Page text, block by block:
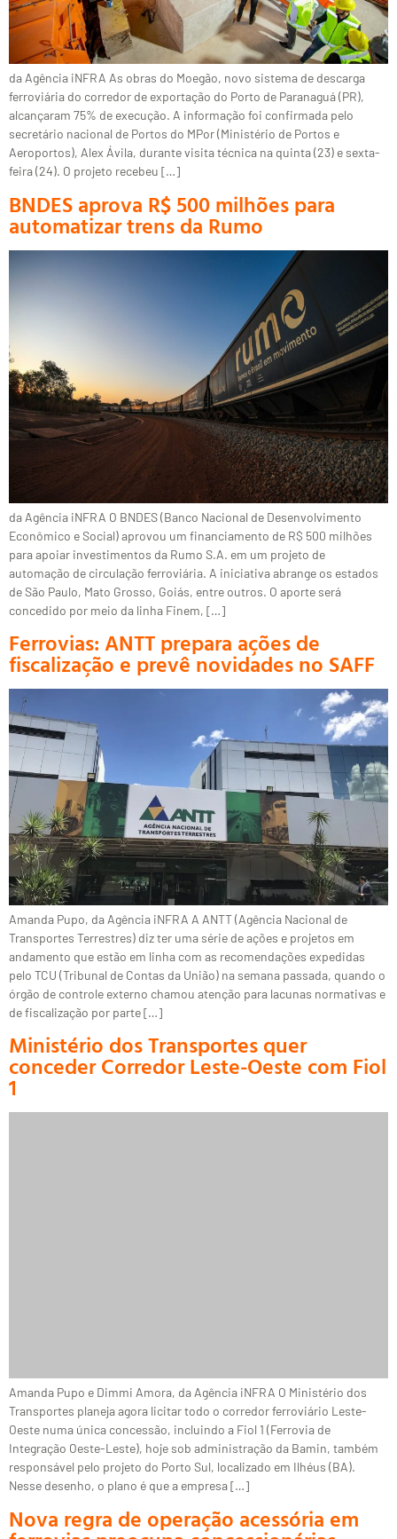
da Agência iNFRA As obras do Moegão, novo sistema de descarga
ferroviária do corredor de exportação do Porto de Paranaguá (PR),
alcançaram 75% de execução. A informação foi confirmada pelo
secretário nacional de Portos do MPor (Ministério de Portos e
Aeroportos), Alex Ávila, durante visita técnica na quinta (23) e sexta-
feira (24). O projeto recebeu […]
BNDES aprova R$ 500 milhões para
automatizar trens da Rumo
da Agência iNFRA O BNDES (Banco Nacional de Desenvolvimento
Econômico e Social) aprovou um financiamento de R$ 500 milhões
para apoiar investimentos da Rumo S.A. em um projeto de
automação de circulação ferroviária. A iniciativa abrange os estados
de São Paulo, Mato Grosso, Goiás, entre outros. O aporte será
concedido por meio da linha Finem, […]
Ferrovias: ANTT prepara ações de
fiscalização e prevê novidades no SAFF
Amanda Pupo, da Agência iNFRA A ANTT (Agência Nacional de
Transportes Terrestres) diz ter uma série de ações e projetos em
andamento que estão em linha com as recomendações expedidas
pelo TCU (Tribunal de Contas da União) na semana passada, quando o
órgão de controle externo chamou atenção para lacunas normativas e
de fiscalização por parte […]
Ministério dos Transportes quer
conceder Corredor Leste-Oeste com Fiol
1
Amanda Pupo e Dimmi Amora, da Agência iNFRA O Ministério dos
Transportes planeja agora licitar todo o corredor ferroviário Leste-
Oeste numa única concessão, incluindo a Fiol 1 (Ferrovia de
Integração Oeste-Leste), hoje sob administração da Bamin, também
responsável pelo projeto do Porto Sul, localizado em Ilhéus (BA).
Nesse desenho, o plano é que a empresa […]
Nova regra de operação acessória em